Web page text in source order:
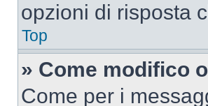
opzioni di risposta
Top
» Come modifico
Come per i